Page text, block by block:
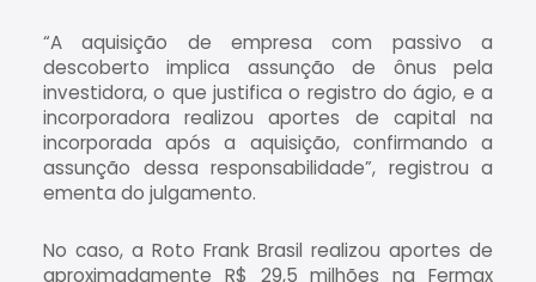
“A aquisição de empresa com passivo a
descoberto implica assunção de ônus pela
investidora, o que justifica o registro do ágio, e a
incorporadora realizou aportes de capital na
incorporada após a aquisição, confirmando a
assunção dessa responsabilidade”, registrou a
ementa do julgamento.
No caso, a Roto Frank Brasil realizou aportes de
aproximadamente R$ 29,5 milhões na Fermax